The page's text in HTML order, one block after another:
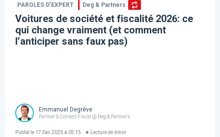
PAROLES D’EXPERT Deg & Partners
Voitures de société et fiscalité 2026: ce
qui change vraiment (et comment
l’anticiper sans faux pas)
Emmanuel Degrève
Partner & Conseil Fiscal @ Deg & Partners
Publié le 17 Dec 2025 à 05:15 Lecture de 8min